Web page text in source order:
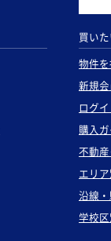
買い
物件
新規
ログ
購入
不動
エリ
沿線
学校